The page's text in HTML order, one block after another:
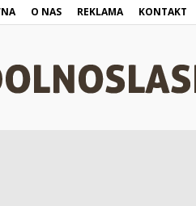
O NAS REKLAMA KONTAKT